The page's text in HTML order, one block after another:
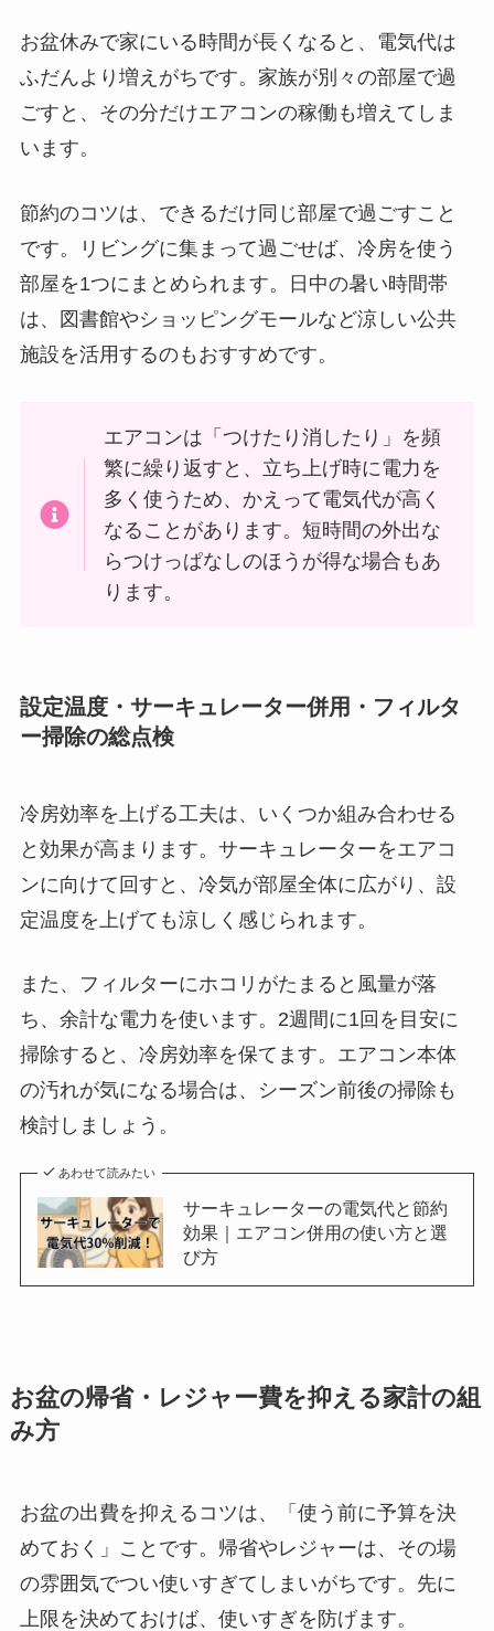
お盆休みで家にいる時間が長くなると、電気代は
ふだんより増えがちです。家族が別々の部屋で過
ごすと、その分だけエアコンの稼働も増えてしま
います。
節約のコツは、できるだけ同じ部屋で過ごすこと
です。リビングに集まって過ごせば、冷房を使う
部屋を1つにまとめられます。日中の暑い時間帯
は、図書館やショッピングモールなど涼しい公共
施設を活用するのもおすすめです。
エアコンは「つけたり消したり」を頻
繁に繰り返すと、立ち上げ時に電力を
多く使うため、かえって電気代が高く
なることがあります。短時間の外出な
らつけっぱなしのほうが得な場合もあ
ります。
設定温度・サーキュレーター併用・フィルタ
ー掃除の総点検
冷房効率を上げる工夫は、いくつか組み合わせる
と効果が高まります。サーキュレーターをエアコ
ンに向けて回すと、冷気が部屋全体に広がり、設
定温度を上げても涼しく感じられます。
また、フィルターにホコリがたまると風量が落
ち、余計な電力を使います。2週間に1回を目安に
掃除すると、冷房効率を保てます。エアコン本体
の汚れが気になる場合は、シーズン前後の掃除も
検討しましょう。
あわせて読みたい
サーキュレーターの電気代と節約
効果｜エアコン併用の使い方と選
び方
お盆の帰省・レジャー費を抑える家計の組
み方
お盆の出費を抑えるコツは、「使う前に予算を決
めておく」ことです。帰省やレジャーは、その場
の雰囲気でつい使いすぎてしまいがちです。先に
上限を決めておけば、使いすぎを防げます。